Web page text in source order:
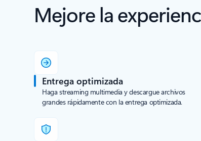
Mejore la
Entrega optimizada
Haga streaming multimedia y descargue archivos
grandes rápidamente con la entrega optimizada.